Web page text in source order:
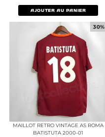
AJOUTER AU PANIER
30%
MAILLOT RETRO VINTAGE AS ROMA
BATISTUTA 2000-01